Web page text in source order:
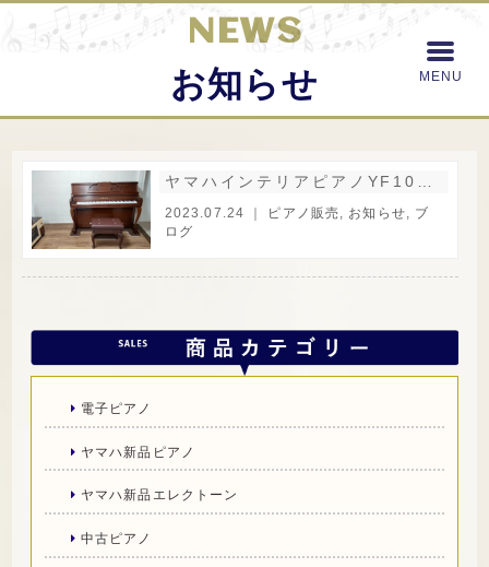
NEWS
お知らせ
2023.07.24 ｜ ピアノ販売 お知らせ
ブ
ログ
電子ピアノ
ヤマハ新品ピアノ
ヤマハ新品エレクトーン
中古ピアノ